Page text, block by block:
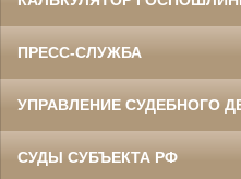
ПРЕСС-СЛУЖБА
УПРАВЛЕНИЕ СУДЕБНОГО
СУДЫ СУБЪЕКТА РФ